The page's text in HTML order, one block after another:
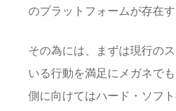
のプラットフォームが存在す
その為には、まずは現行の
いる行動を満足にメガネで
側に向けてはハード・ソフ